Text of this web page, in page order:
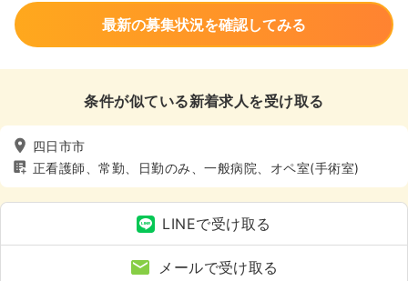
最新の募集状況を確認してみる
条件が似ている新着求人を受け取る
四日市市
正看護師、常勤、日勤のみ、一般病院、オペ室(手術室)
LINEで受け取る
メールで受け取る